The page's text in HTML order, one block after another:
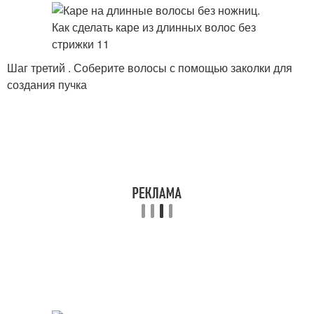
Шаг третий . Соберите волосы с помощью заколки для
создания пучка